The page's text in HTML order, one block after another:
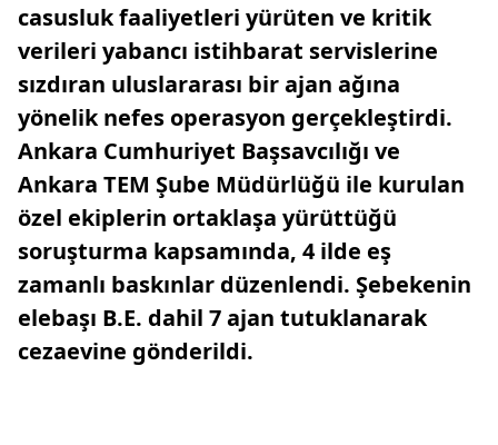
casusluk faaliyetleri yürüten ve kritik
verileri yabancı istihbarat servislerine
sızdıran uluslararası bir ajan ağına
yönelik nefes operasyon gerçekleştirdi.
Ankara Cumhuriyet Başsavcılığı ve
Ankara TEM Şube Müdürlüğü ile kurulan
özel ekiplerin ortaklaşa yürüttüğü
soruşturma kapsamında, 4 ilde eş
zamanlı baskınlar düzenlendi. Şebekenin
elebaşı B.E. dahil 7 ajan tutuklanarak
cezaevine gönderildi.